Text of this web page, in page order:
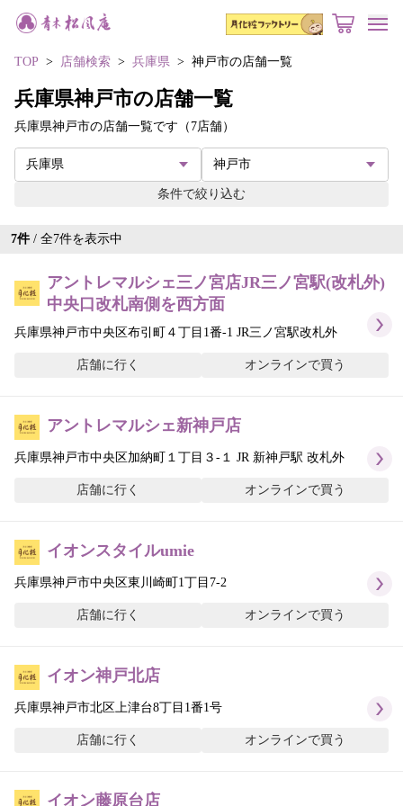
TOP 店舗検索 兵庫県 神戸市の店舗一覧
兵庫県神戸市の店舗一覧
兵庫県神戸市の店舗一覧です（7店舗）
条件で絞り込む
7件 / 全7件を表示中
アントレマルシェ三ノ宮店JR三ノ宮駅(改札外)
中央口改札南側を西方面
兵庫県神戸市中央区布引町４丁目1番-1 JR三ノ宮駅改札外
店舗に行く オンラインで買う
アントレマルシェ新神戸店
兵庫県神戸市中央区加納町１丁目３-１ JR 新神戸駅 改札外
店舗に行く オンラインで買う
イオンスタイルumie
兵庫県神戸市中央区東川崎町1丁目7-2
店舗に行く オンラインで買う
イオン神戸北店
兵庫県神戸市北区上津台8丁目1番1号
店舗に行く オンラインで買う
イオン藤原台店